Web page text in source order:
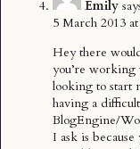
Emily
5 March 2013
Hey there
you’re working
looking to start
having a
BlogEngine/
I ask is